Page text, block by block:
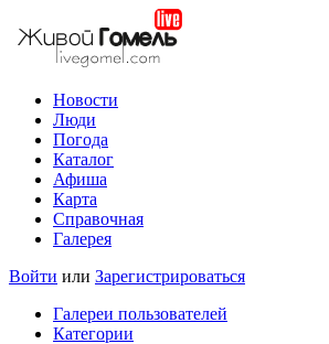
Новости
Люди
Погода
Каталог
Афиша
Карта
Справочная
Галерея
Войти или Зарегистрироваться
Галереи пользователей
Категории